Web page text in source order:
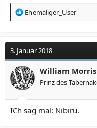
R
a
t
i
o
n
e
Ehemaliger_User
3. Januar 2018
William Morris
Prinz des
ICh sag mal: Nibiru.